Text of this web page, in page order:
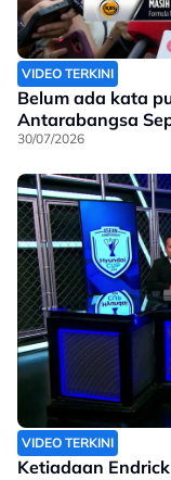
VIDEO TERKINI
Belum ada kata
Antarabangsa
30/07/2026
VIDEO TERKINI
Ketiadaan